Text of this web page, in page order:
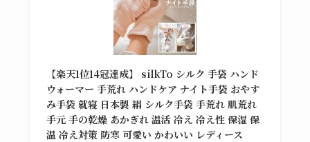
【楽天1位14冠達成】 silkTo シルク 手袋 ハンド
ウォーマー 手荒れ ハンドケア ナイト手袋 おやす
み手袋 就寝 日本製 絹 シルク手袋 手荒れ 肌荒れ
手元 手の乾燥 あかぎれ 温活 冷え 冷え性 保湿 保
温 冷え対策 防寒 可愛い かわいい レディース